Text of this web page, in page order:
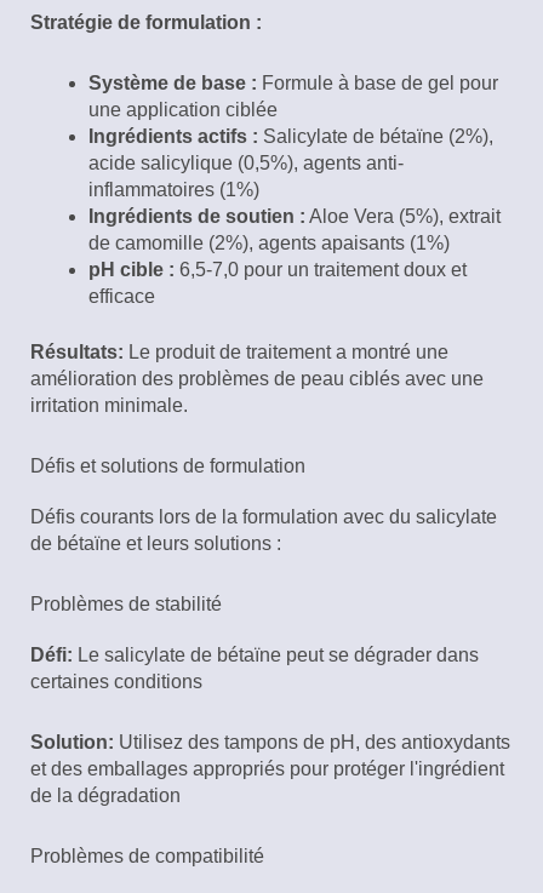
Stratégie de formulation :
Système de base : Formule à base de gel pour
une application ciblée
Ingrédients actifs : Salicylate de bétaïne (2%),
acide salicylique (0,5%), agents anti-
inflammatoires (1%)
Ingrédients de soutien : Aloe Vera (5%), extrait
de camomille (2%), agents apaisants (1%)
pH cible : 6,5-7,0 pour un traitement doux et
efficace
Résultats: Le produit de traitement a montré une
amélioration des problèmes de peau ciblés avec une
irritation minimale.
Défis et solutions de formulation
Défis courants lors de la formulation avec du salicylate
de bétaïne et leurs solutions :
Problèmes de stabilité
Défi: Le salicylate de bétaïne peut se dégrader dans
certaines conditions
Solution: Utilisez des tampons de pH, des antioxydants
et des emballages appropriés pour protéger l'ingrédient
de la dégradation
Problèmes de compatibilité